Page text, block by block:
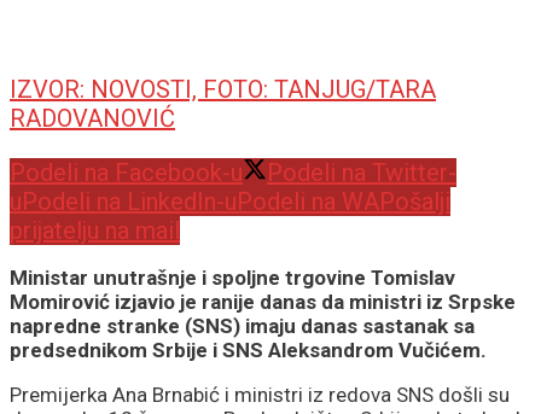
IZVOR: NOVOSTI, FOTO: TANJUG/TARA
RADOVANOVIĆ
Podeli na Facebook-u
Podeli na Twitter-
uPodeli na LinkedIn-uPodeli na WAPošalji
prijatelju na mail
Ministar unutrašnje i spoljne trgovine Tomislav
Momirović izjavio je ranije danas da ministri iz Srpske
napredne stranke (SNS) imaju danas sastanak sa
predsednikom Srbije i SNS Aleksandrom Vučićem.
Premijerka Ana Brnabić i ministri iz redova SNS došli su